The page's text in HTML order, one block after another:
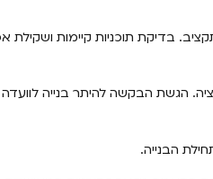
בדיקת תוכניות קיימות ושקילת
הגשת הבקשה להיתר בנייה לוועדה
הבנייה.